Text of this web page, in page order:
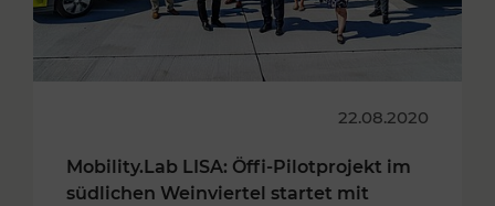
22.08.2020
Mobility.Lab LISA: Öffi-Pilotprojekt im
südlichen Weinviertel startet mit